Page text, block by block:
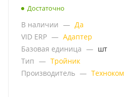
Достаточно
В наличии — Да
VID ERP — Адаптер
Базовая единица — шт
Тип — Тройник
Производитель — Техноком